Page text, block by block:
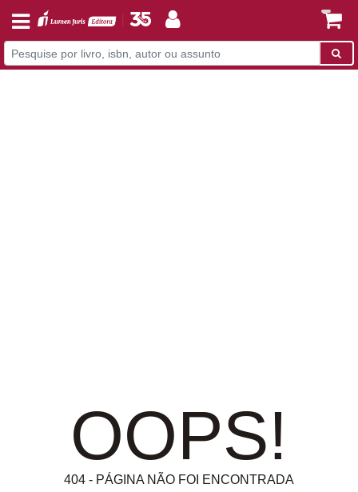
OOPS!
404 - PÁGINA NÃO FOI ENCONTRADA